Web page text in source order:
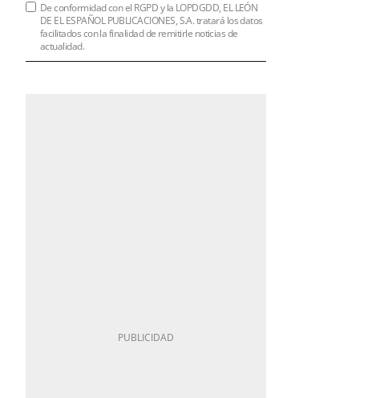
De conformidad con el RGPD y la LOPDGDD, EL LEÓN
DE EL ESPAÑOL PUBLICACIONES, S.A. tratará los datos
facilitados con la finalidad de remitirle noticias de
actualidad.